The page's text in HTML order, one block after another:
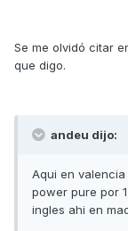
Se me olvidó citar
que digo.
andeu dijo:
Aqui en
power pure por
ingles ahi en